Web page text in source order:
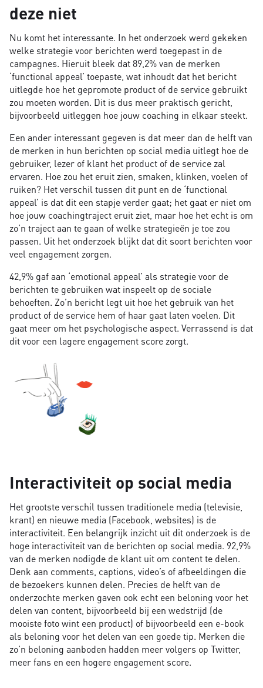
deze niet
Nu komt het interessante. In het onderzoek werd gekeken
welke strategie voor berichten werd toegepast in de
campagnes. Hieruit bleek dat 89,2% van de merken
‘functional appeal’ toepaste, wat inhoudt dat het bericht
uitlegde hoe het gepromote product of de service gebruikt
zou moeten worden. Dit is dus meer praktisch gericht,
bijvoorbeeld uitleggen hoe jouw coaching in elkaar steekt.
Een ander interessant gegeven is dat meer dan de helft van
de merken in hun berichten op social media uitlegt hoe de
gebruiker, lezer of klant het product of de service zal
ervaren. Hoe zou het eruit zien, smaken, klinken, voelen of
ruiken? Het verschil tussen dit punt en de ‘functional
appeal’ is dat dit een stapje verder gaat; het gaat er niet om
hoe jouw coachingtraject eruit ziet, maar hoe het echt is om
zo’n traject aan te gaan of welke strategieën je toe zou
passen. Uit het onderzoek blijkt dat dit soort berichten voor
veel engagement zorgen.
42,9% gaf aan ‘emotional appeal’ als strategie voor de
berichten te gebruiken wat inspeelt op de sociale
behoeften. Zo’n bericht legt uit hoe het gebruik van het
product of de service hem of haar gaat laten voelen. Dit
gaat meer om het psychologische aspect. Verrassend is dat
dit voor een lagere engagement score zorgt.
Interactiviteit op social media
Het grootste verschil tussen traditionele media (televisie,
krant) en nieuwe media (Facebook, websites) is de
interactiviteit. Een belangrijk inzicht uit dit onderzoek is de
hoge interactiviteit van de berichten op social media. 92,9%
van de merken nodigde de klant uit om content te delen.
Denk aan comments, captions, video’s of afbeeldingen die
de bezoekers kunnen delen. Precies de helft van de
onderzochte merken gaven ook echt een beloning voor het
delen van content, bijvoorbeeld bij een wedstrijd (de
mooiste foto wint een product) of bijvoorbeeld een e-book
als beloning voor het delen van een goede tip. Merken die
zo’n beloning aanboden hadden meer volgers op Twitter,
meer fans en een hogere engagement score.